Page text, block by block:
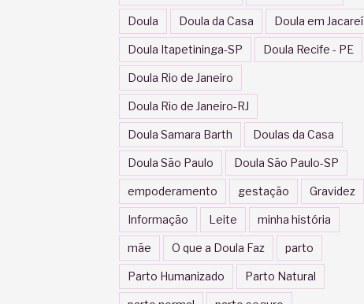
Doula Doula da Casa Doula em Jacareí
Doula Itapetininga-SP Doula Recife - PE
Doula Rio de Janeiro
Doula Rio de Janeiro-RJ
Doula Samara Barth Doulas da Casa
Doula São Paulo Doula São Paulo-SP
empoderamento gestação Gravidez
Informação Leite minha história
mãe O que a Doula Faz parto
Parto Humanizado Parto Natural